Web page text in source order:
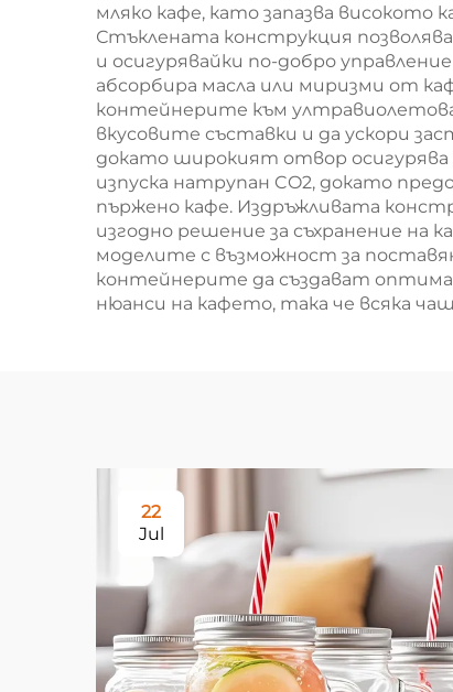
мляко кафе, като запазва високото
Стъклената конструкция
и осигурявайки по-добро
абсорбира масла или миризми от
контейнерите към
вкусовите съставки и да ускори
докато широкият отвор осигурява
изпуска натрупан CO2, докато
пържено кафе. Издръжливата
изгодно решение за съхранение на
моделите с възможност за
контейнерите да създават
нюанси на кафето, така че всяка
22
Jul